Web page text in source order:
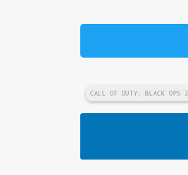
CALL OF DUTY: BLACK OPS 3